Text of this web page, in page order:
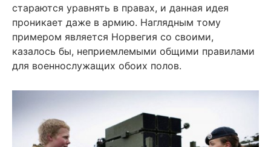
стараются уравнять в правах, и данная идея
проникает даже в армию. Наглядным тому
примером является Норвегия со своими,
казалось бы, неприемлемыми общими правилами
для военнослужащих обоих полов.